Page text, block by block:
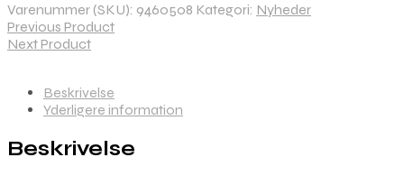
Varenummer (SKU): 9460508 Kategori: Nyheder
Previous Product
Next Product
Beskrivelse
Yderligere information
Beskrivelse